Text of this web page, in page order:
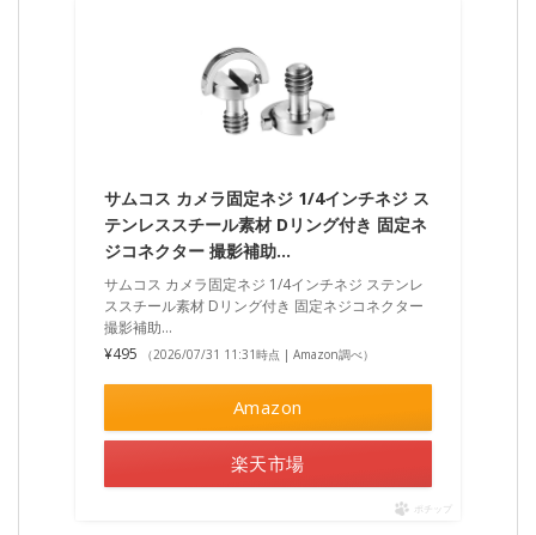
サムコス カメラ固定ネジ 1/4インチネジ ス
テンレススチール素材 Dリング付き 固定ネ
ジコネクター 撮影補助…
サムコス カメラ固定ネジ 1/4インチネジ ステンレ
ススチール素材 Dリング付き 固定ネジコネクター
撮影補助…
¥495
（2026/07/31 11:31時点 | Amazon調べ）
Amazon
楽天市場
ポチップ